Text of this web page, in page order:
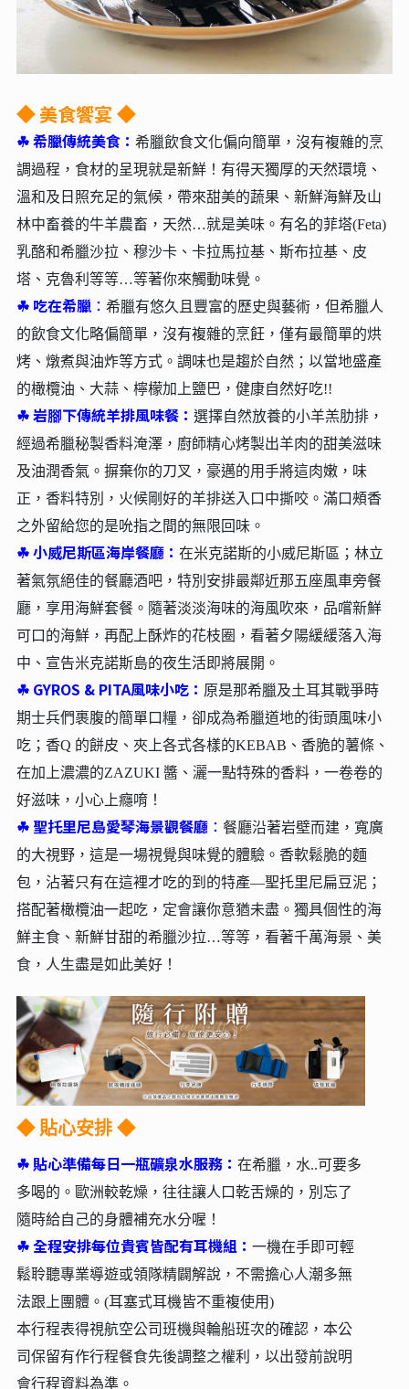
◆ 美食饗宴 ◆
☘︎希臘傳統美食： 希臘飲食文化偏向簡單，沒有複雜的烹
調過程，食材的呈現就是新鮮！有得天獨厚的天然環境、
溫和及日照充足的氣候，帶來甜美的蔬果、新鮮海鮮及山
林中畜養的牛羊農畜，天然…就是美味。有名的菲塔(Feta)
乳酪和希臘沙拉、穆沙卡、卡拉馬拉基、斯布拉基、皮
塔、克魯利等等…等著你來觸動味覺。
☘︎ 吃在希臘： 希臘有悠久且豐富的歷史與藝術，但希臘人
的飲食文化略偏簡單，沒有複雜的烹飪，僅有最簡單的烘
烤、燉煮與油炸等方式。調味也是趨於自然；以當地盛產
的橄欖油、大蒜、檸檬加上鹽巴，健康自然好吃!!
☘︎岩腳下傳統羊排風味餐： 選擇自然放養的小羊羔肋排，
經過希臘秘製香料淹澤，廚師精心烤製出羊肉的甜美滋味
及油潤香氣。摒棄你的刀叉，豪邁的用手將這肉嫩，味
正，香料特別，火候剛好的羊排送入口中撕咬。滿口頰香
之外留給您的是吮指之間的無限回味。
☘︎小威尼斯區海岸餐廳： 在米克諾斯的小威尼斯區；林立
著氣氛絕佳的餐廳酒吧，特別安排最鄰近那五座風車旁餐
廳，享用海鮮套餐。隨著淡淡海味的海風吹來，品嚐新鮮
可口的海鮮，再配上酥炸的花枝圈，看著夕陽緩緩落入海
中、宣告米克諾斯島的夜生活即將展開。
☘︎ GYROS & PITA風味小吃： 原是那希臘及土耳其戰爭時
期士兵們裹腹的簡單口糧，卻成為希臘道地的街頭風味小
吃；香Q 的餅皮、夾上各式各樣的KEBAB、香脆的薯條、
在加上濃濃的ZAZUKI 醬、灑一點特殊的香料，一卷卷的
好滋味，小心上癮唷！
☘︎聖托里尼島愛琴海景觀餐廳： 餐廳沿著岩壁而建，寬廣
的大視野，這是一場視覺與味覺的體驗。香軟鬆脆的麵
包，沾著只有在這裡才吃的到的特產—聖托里尼扁豆泥；
搭配著橄欖油一起吃，定會讓你意猶未盡。獨具個性的海
鮮主食、新鮮甘甜的希臘沙拉…等等，看著千萬海景、美
食，人生盡是如此美好！
◆ 貼心安排 ◆
☘︎ 貼心準備每日一瓶礦泉水服務： 在希臘，水..可要多
多喝的。歐洲較乾燥，往往讓人口乾舌燥的，別忘了
隨時給自己的身體補充水分喔！
☘︎全程安排每位貴賓皆配有耳機組： 一機在手即可輕
鬆聆聽專業導遊或領隊精闢解說，不需擔心人潮多無
法跟上團體。(耳塞式耳機皆不重複使用)
本行程表得視航空公司班機與輪船班次的確認，本公
司保留有作行程餐食先後調整之權利，以出發前說明
會行程資料為準。